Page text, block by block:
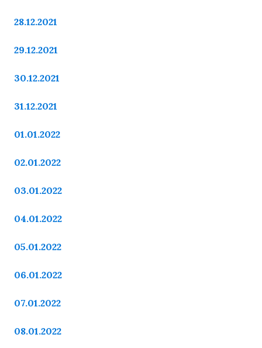
28.12.2021
29.12.2021
30.12.2021
31.12.2021
01.01.2022
02.01.2022
03.01.2022
04.01.2022
05.01.2022
06.01.2022
07.01.2022
08.01.2022